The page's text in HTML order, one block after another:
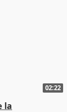
02:22
la